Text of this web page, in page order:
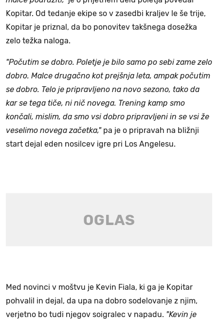
Kopitar. Od tedanje ekipe so v zasedbi kraljev le še trije,
Kopitar je priznal, da bo ponovitev takšnega dosežka
zelo težka naloga.
"Počutim se dobro. Poletje je bilo samo po sebi zame zelo
dobro. Malce drugačno kot prejšnja leta, ampak počutim
se dobro. Telo je pripravljeno na novo sezono, tako da
kar se tega tiče, ni nič novega. Trening kamp smo
končali, mislim, da smo vsi dobro pripravljeni in se vsi že
veselimo novega začetka," pa je o pripravah na bližnji
start dejal eden nosilcev igre pri Los Angelesu.
Med novinci v moštvu je Kevin Fiala, ki ga je Kopitar
pohvalil in dejal, da upa na dobro sodelovanje z njim,
verjetno bo tudi njegov soigralec v napadu. "Kevin je